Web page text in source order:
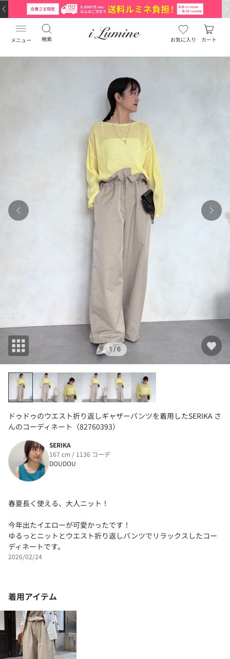
メニュー 検索 お気に入り カート
1 / 6
ドゥドゥのウエスト折り返しギャザーパンツを着用したSERIKA さ
んのコーディネート（82760393）
SERIKA
167 cm / 1136 コーデ
DOUDOU
春夏長く使える、大人ニット！
今年出たイエローが可愛かったです！
ゆるっとニットとウエスト折り返しパンツでリラックスしたコー
ディネートです。
2026/02/24
着用アイテム